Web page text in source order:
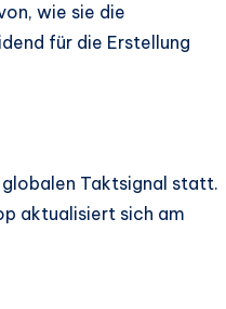
wie sie die
für die Erstellung
globalen Taktsignal statt.
aktualisiert sich am